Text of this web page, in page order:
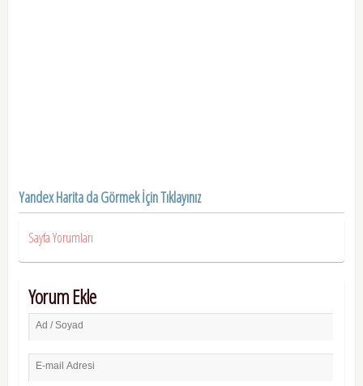
Yandex Harita da Görmek İçin Tıklayınız
Sayfa Yorumları
Yorum Ekle
Ad / Soyad
E-mail Adresi